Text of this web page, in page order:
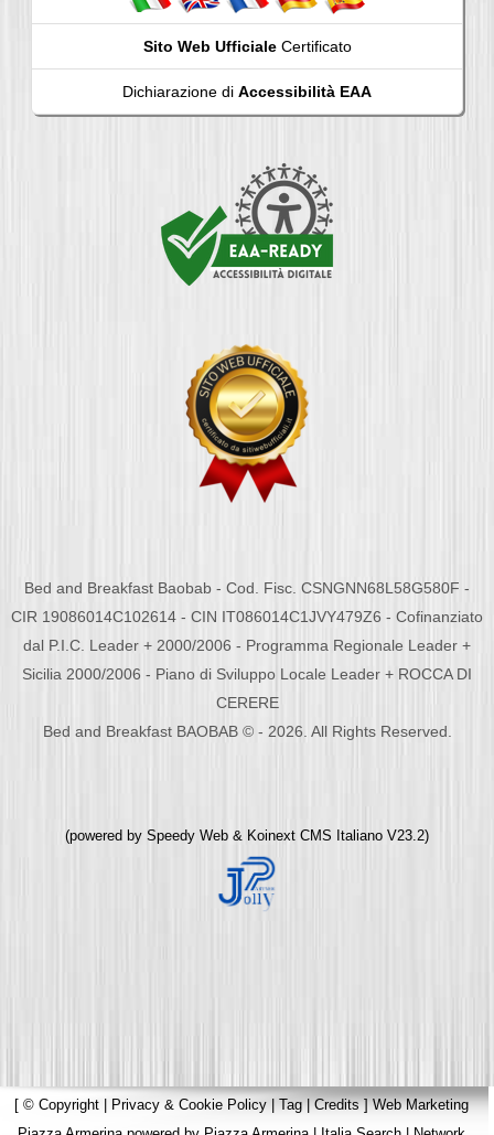
Sito Web UfficialeCertificato
Dichiarazione di Accessibilità EAA
Bed and Breakfast Baobab - Cod. Fisc. CSNGNN68L58G580F -
CIR 19086014C102614 - CIN IT086014C1JVY479Z6 - Cofinanziato
dal P.I.C. Leader + 2000/2006 - Programma Regionale Leader +
Sicilia 2000/2006 - Piano di Sviluppo Locale Leader + ROCCA DI
CERERE
Bed and Breakfast BAOBAB © - 2026. All Rights Reserved.
(powered by Speedy Web & Koinext CMS Italiano V23.2)
[ © Copyright | Privacy & Cookie Policy | Tag|Credits]Web Marketing